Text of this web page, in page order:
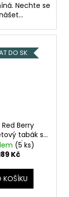
Nechte se
DO SK
Red Berry
tabák s
plody) 10ml
10mg
(5 ks)
Kč
KOŠÍKU